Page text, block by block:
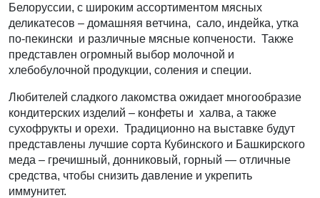
Белоруссии, с широким ассортиментом мясных
деликатесов – домашняя ветчина, сало, индейка, утка
по-пекински и различные мясные копчености. Также
представлен огромный выбор молочной и
хлебобулочной продукции, соления и специи.
Любителей сладкого лакомства ожидает многообразие
кондитерских изделий – конфеты и халва, а также
сухофрукты и орехи. Традиционно на выставке будут
представлены лучшие сорта Кубинского и Башкирского
меда – гречишный, донниковый, горный — отличные
средства, чтобы снизить давление и укрепить
иммунитет.